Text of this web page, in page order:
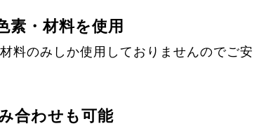
素・材料を使用
料のみしか使用しておりませんのでご安
合わせも可能